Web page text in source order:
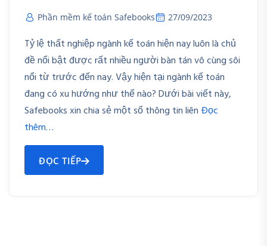
Phần mềm kế toán Safebooks 27/09/2023
Tỷ lệ thất nghiệp ngành kế toán hiện nay luôn là chủ
đề nổi bật được rất nhiều người bàn tán vô cùng sôi
nổi từ trước đến nay. Vậy hiện tại ngành kế toán
đang có xu hướng như thế nào? Dưới bài viết này,
Safebooks xin chia sẻ một số thông tin liên Đọc
thêm…
ĐỌC TIẾP